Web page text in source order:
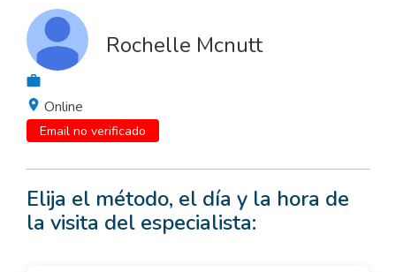
Rochelle Mcnutt
Online
Email no verificado
Elija el método, el día y la hora de
la visita del especialista: